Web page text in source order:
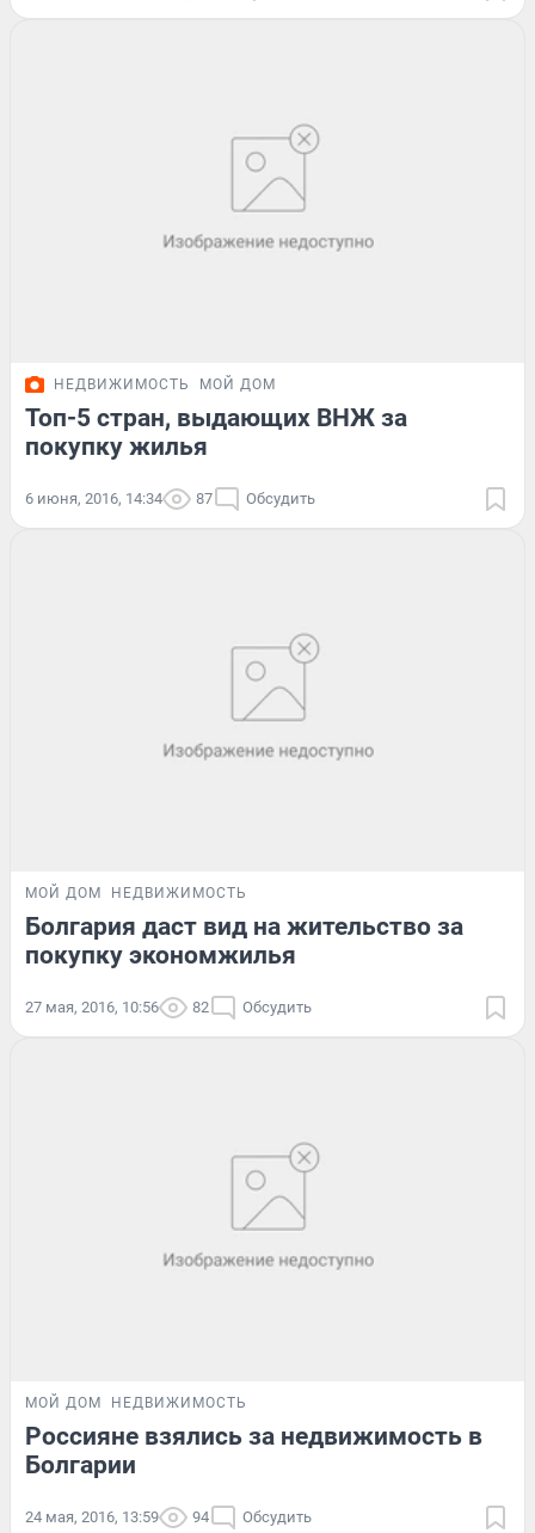
НЕДВИЖИМОСТЬ МОЙ ДОМ
Топ-5 стран, выдающих ВНЖ за
покупку жилья
6 июня, 2016, 14:34 87 Обсудить
МОЙ ДОМ НЕДВИЖИМОСТЬ
Болгария даст вид на жительство за
покупку экономжилья
27 мая, 2016, 10:56 82 Обсудить
МОЙ ДОМ НЕДВИЖИМОСТЬ
Россияне взялись за недвижимость в
Болгарии
24 мая, 2016, 13:59 94 Обсудить